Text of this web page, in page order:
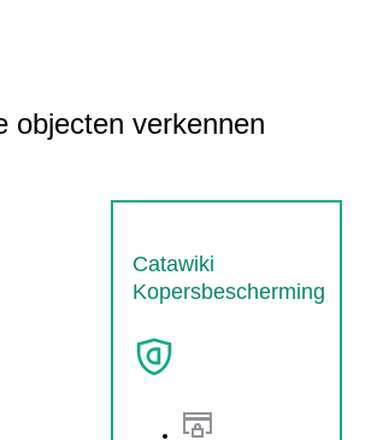
objecten verkennen
Catawiki
Kopersbescherming